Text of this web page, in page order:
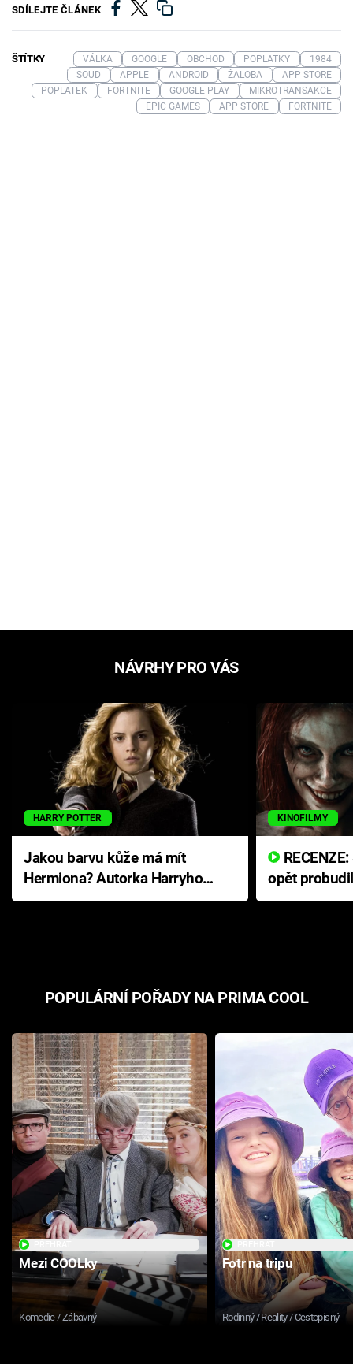
SDÍLEJTE ČLÁNEK
ŠTÍTKY VÁLKA GOOGLE OBCHOD POPLATKY
1984
SOUD
APPLE ANDROID ŽALOBA
APP STORE
POPLATEK
FORTNITE GOOGLE PLAY
MIKROTRANSAKCE
EPIC GAMES
APP STORE FORTNITE
NÁVRHY PRO VÁS
HARRY POTTER
Jakou barvu kůže má mít
Hermiona? Autorka Harryho
Pottera přišla s ráznou
KINOFILMY
opět
přichází s
POPULÁRNÍ POŘADY NA PRIMA COOL
Mezi COOLky
Komedie / Zábavný
Fotr na tripu
Rodinný / Reality / Cestopisný